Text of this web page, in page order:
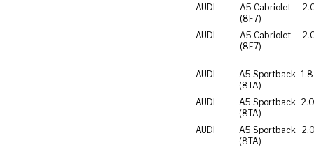
AUDI
A5 Cabriolet
(8F7)
AUDI
A5 Cabriolet
(8F7)
AUDI
A5 Sportback
(8TA)
AUDI
A5 Sportback
(8TA)
AUDI
A5 Sportback
(8TA)